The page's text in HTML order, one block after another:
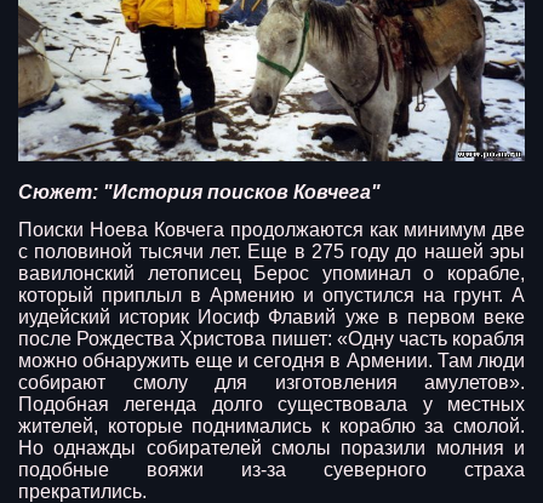
Сюжет: "История поисков Ковчега"
Поиски Ноева Ковчега продолжаются как минимум две
с половиной тысячи лет. Еще в 275 году до нашей эры
вавилонский летописец Берос упоминал о корабле,
который приплыл в Армению и опустился на грунт. А
иудейский историк Иосиф Флавий уже в первом веке
после Рождества Христова пишет: «Одну часть корабля
можно обнаружить еще и сегодня в Армении. Там люди
собирают смолу для изготовления амулетов».
Подобная легенда долго существовала у местных
жителей, которые поднимались к кораблю за смолой.
Но однажды собирателей смолы поразили молния и
подобные вояжи из-за суеверного страха
прекратились.